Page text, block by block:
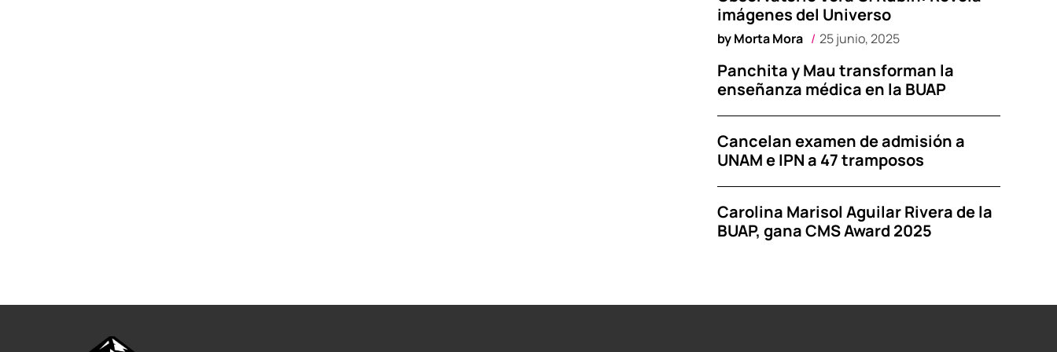
imágenes del Universo
byMorta Mora 25 junio, 2025
Panchita y Mau transforman la
enseñanza médica en la BUAP
Cancelan examen de admisión a
UNAM e IPN a 47 tramposos
Carolina Marisol Aguilar Rivera de la
BUAP, gana CMS Award 2025